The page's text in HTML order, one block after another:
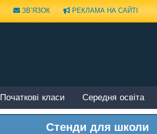
ЗВ’ЯЗОК РЕКЛАМА НА САЙТІ
Початкові класи Середня освіта
Стенди для школи